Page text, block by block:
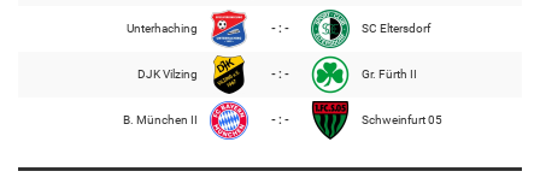
Unterhaching - : - SC Eltersdorf
DJK Vilzing - : - Gr. Fürth II
B. München II - : - Schweinfurt 05